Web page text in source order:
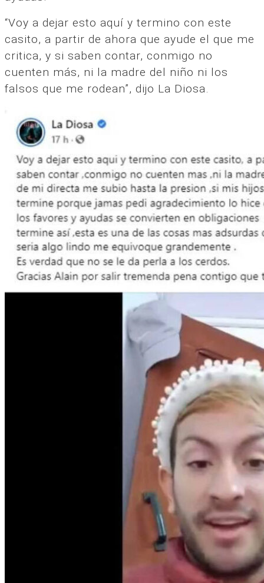
“Voy a dejar esto aquí y termino con este
casito, a partir de ahora que ayude el que me
critica, y si saben contar, conmigo no
cuenten más, ni la madre del niño ni los
falsos que me rodean”, dijo La Diosa.